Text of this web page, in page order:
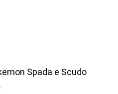
Spada e Scudo